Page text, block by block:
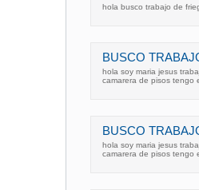
hola busco trabajo de
BUSCO
hola soy maria jesus
camarera de pisos tengo
BUSCO
hola soy maria jesus
camarera de pisos tengo